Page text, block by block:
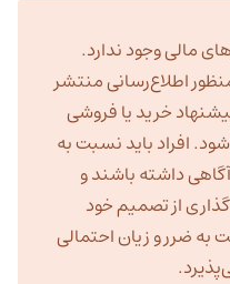
مالی وجود ندارد.
اطلاع‌رسانی منتشر
خرید یا فروشی
افراد باید نسبت به
داشته باشند و
از تصمیم خود
به ضرر و زیان احتمالی